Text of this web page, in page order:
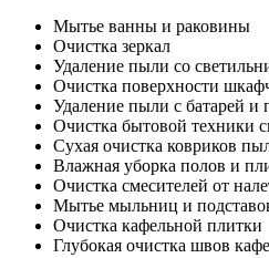
Мытье ванны и раковины
Очистка зеркал
Удаление пыли со
Очистка поверхности
Удаление пыли с батарей и
Очистка бытовой техники
Сухая очистка ковриков
Влажная уборка полов и
Очистка смесителей от
Мытье мыльниц и
Очистка кафельной плитки
Глубокая очистка швов